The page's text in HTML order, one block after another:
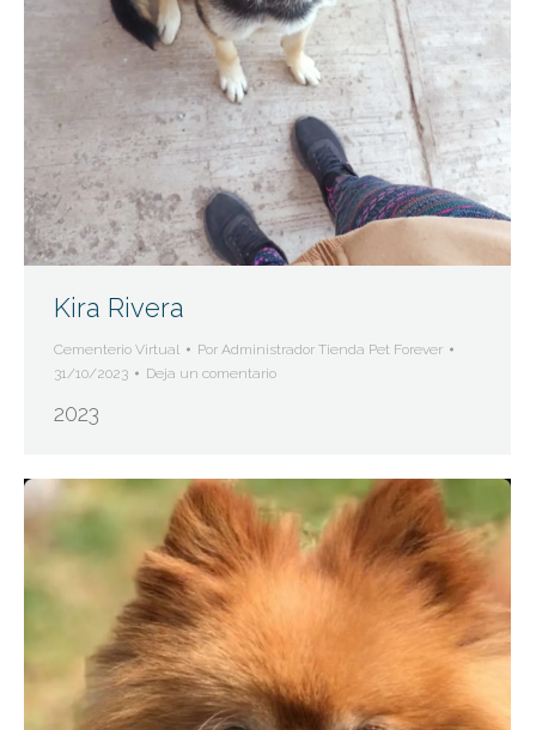
Kira Rivera
Cementerio Virtual Por Administrador Tienda Pet Forever
31/10/2023
Deja un comentario
2023